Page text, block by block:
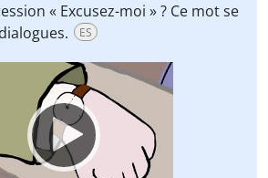
« Excusez-moi » ? Ce mot se
ES